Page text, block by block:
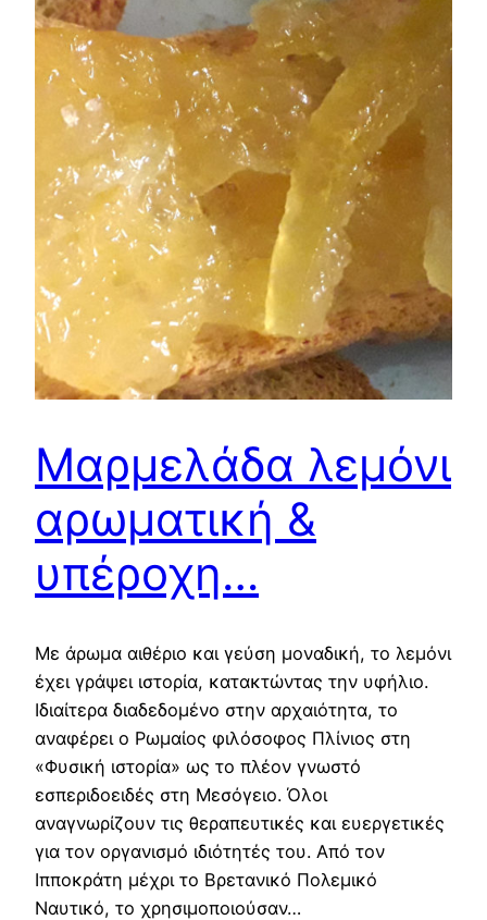
Μαρμελάδα λεμόνι
αρωματική &
υπέροχη…
Με άρωμα αιθέριο και γεύση μοναδική, το λεμόνι
έχει γράψει ιστορία, κατακτώντας την υφήλιο.
Ιδιαίτερα διαδεδομένο στην αρχαιότητα, το
αναφέρει ο Ρωμαίος φιλόσοφος Πλίνιος στη
«Φυσική ιστορία» ως το πλέον γνωστό
εσπεριδοειδές στη Μεσόγειο. Όλοι
αναγνωρίζουν τις θεραπευτικές και ευεργετικές
για τον οργανισμό ιδιότητές του. Από τον
Ιπποκράτη μέχρι το Βρετανικό Πολεμικό
Ναυτικό, το χρησιμοποιούσαν…